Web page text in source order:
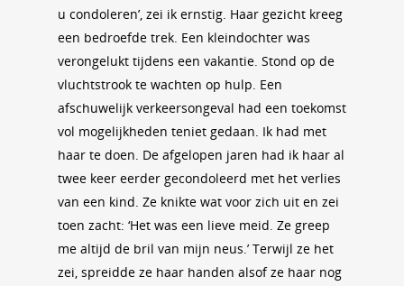
u condoleren’, zei ik ernstig. Haar gezicht kreeg
een bedroefde trek. Een kleindochter was
verongelukt tijdens een vakantie. Stond op de
vluchtstrook te wachten op hulp. Een
afschuwelijk verkeersongeval had een toekomst
vol mogelijkheden teniet gedaan. Ik had met
haar te doen. De afgelopen jaren had ik haar al
twee keer eerder gecondoleerd met het verlies
van een kind. Ze knikte wat voor zich uit en zei
toen zacht: ‘Het was een lieve meid. Ze greep
me altijd de bril van mijn neus.’ Terwijl ze het
zei, spreidde ze haar handen alsof ze haar nog